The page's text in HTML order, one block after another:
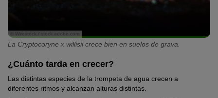
© Wirestock / stock.adobe.com
La Cryptocoryne x willisii crece bien en suelos de grava.
¿Cuánto tarda en crecer?
Las distintas especies de la trompeta de agua crecen a
diferentes ritmos y alcanzan alturas distintas.